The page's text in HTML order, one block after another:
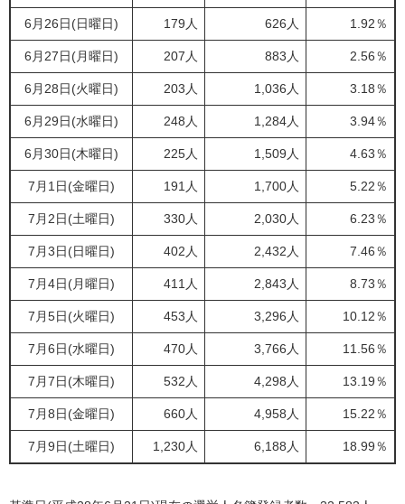
6月26日(日曜日) 179人 626人 1.92％
6月27日(月曜日) 207人 883人 2.56％
6月28日(火曜日) 203人 1,036人 3.18％
6月29日(水曜日) 248人 1,284人 3.94％
6月30日(木曜日) 225人 1,509人 4.63％
7月1日(金曜日) 191人 1,700人 5.22％
7月2日(土曜日) 330人 2,030人 6.23％
7月3日(日曜日) 402人 2,432人 7.46％
7月4日(月曜日) 411人 2,843人 8.73％
7月5日(火曜日) 453人 3,296人 10.12％
7月6日(水曜日) 470人 3,766人 11.56％
7月7日(木曜日) 532人 4,298人 13.19％
7月8日(金曜日) 660人 4,958人 15.22％
7月9日(土曜日) 1,230人 6,188人 18.99％